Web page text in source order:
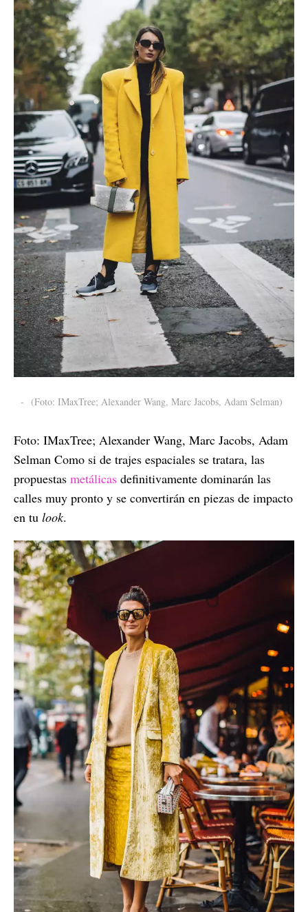
- (Foto: IMaxTree; Alexander Wang, Marc Jacobs, Adam Selman)
Foto: IMaxTree; Alexander Wang, Marc Jacobs, Adam
Selman Como si de trajes espaciales se tratara, las
propuestas metálicas definitivamente dominarán las
calles muy pronto y se convertirán en piezas de impacto
en tu look.